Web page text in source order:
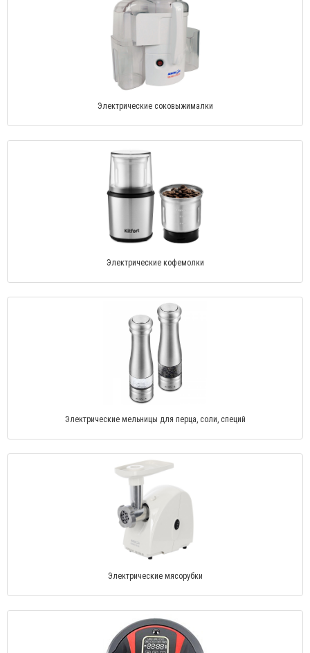
Электрические соковыжималки
Электрические кофемолки
Электрические мельницы для перца, соли, специй
Электрические мясорубки